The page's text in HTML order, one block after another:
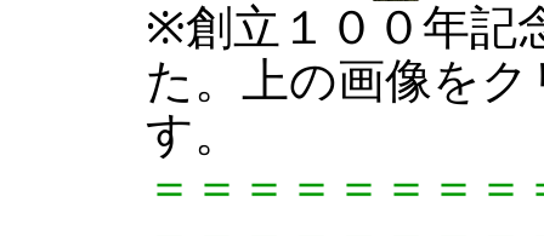
※創立１００年記
た。上の画像を
す。
＝＝＝＝＝＝＝